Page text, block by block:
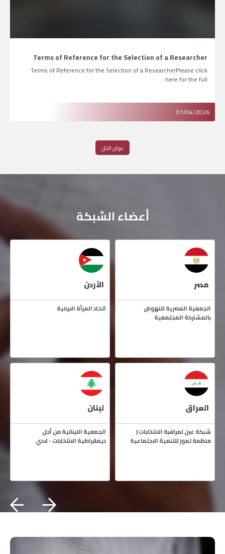
Terms of Reference for the Selection of a Researcher
Terms of Reference for the Selection of a ResearcherPlease click
here for the full…
01/04/2026
عرض الكل
أعضاء الشبكة
مصر
الجمعية المصرية للنهوض
بالمشاركة المجتمعية
العراق
شبكة عين لمراقبة الانتخابات |
منظمة تموز للتنمية الاجتماعية
الأردن
اتحاد المرأة الاردنية
لبنان
الجمعية اللبنانية من أجل
ديمقراطية الانتخابات - لادي